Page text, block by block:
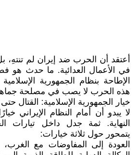
أعتقد أن الحرب ضد إيران لم تنتهِ،
في الأعمال العدائية. ما حدث هو
الإطاحة بنظام الجمهورية الإسلامية
هذه الحرب لا يصب في مصلحة
خيار الجمهورية الإسلامية: القتال حتى
لا يبدو أن أمام النظام الإيراني
النهاية. ثمة جدل داخل تيارات
يتمحور حول ثلاثة خيارات:
العودة إلى المفاوضات مع